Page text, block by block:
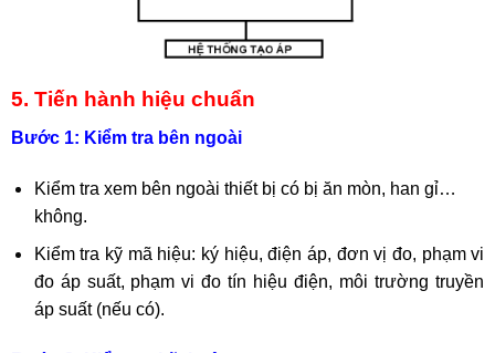
5. Tiến hành hiệu chuẩn
Bước 1: Kiểm tra bên ngoài
Kiểm tra xem bên ngoài thiết bị có bị ăn mòn, han gỉ…
không.
Kiểm tra kỹ mã hiệu: ký hiệu, điện áp, đơn vị đo, phạm vi
đo áp suất, phạm vi đo tín hiệu điện, môi trường truyền
áp suất (nếu có).